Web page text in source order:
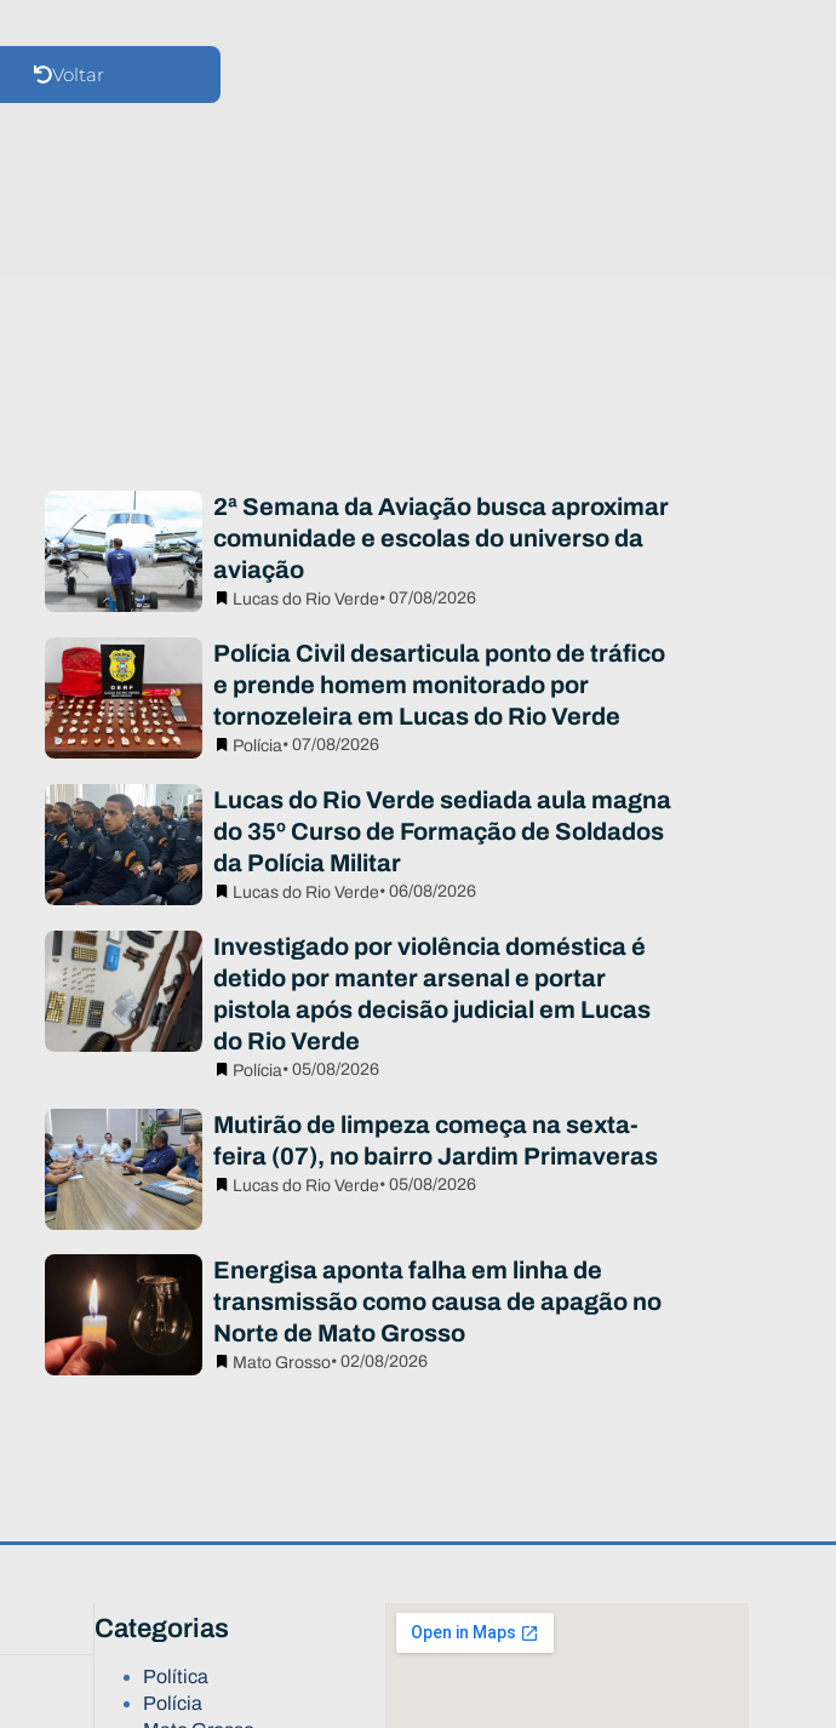
Voltar
2ª Semana da Aviação busca aproximar
comunidade e escolas do universo da
aviação
Lucas do Rio Verde• 07/08/2026
Polícia Civil desarticula ponto de tráfico
e prende homem monitorado por
tornozeleira em Lucas do Rio Verde
Polícia• 07/08/2026
Lucas do Rio Verde sediada aula magna
do 35º Curso de Formação de Soldados
da Polícia Militar
Lucas do Rio Verde• 06/08/2026
Investigado por violência doméstica é
detido por manter arsenal e portar
pistola após decisão judicial em Lucas
do Rio Verde
Polícia• 05/08/2026
Mutirão de limpeza começa na sexta-
feira (07), no bairro Jardim Primaveras
Lucas do Rio Verde• 05/08/2026
Energisa aponta falha em linha de
transmissão como causa de apagão no
Norte de Mato Grosso
Mato Grosso• 02/08/2026
Categorias
Política
Polícia